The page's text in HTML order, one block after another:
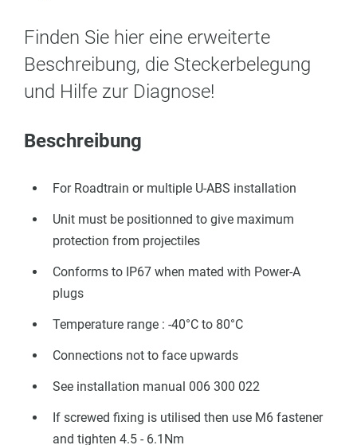
Finden Sie hier eine erweiterte
Beschreibung, die Steckerbelegung
und Hilfe zur Diagnose!
Beschreibung
For Roadtrain or multiple U-ABS installation
Unit must be positionned to give maximum
protection from projectiles
Conforms to IP67 when mated with Power-A
plugs
Temperature range : -40°C to 80°C
Connections not to face upwards
See installation manual 006 300 022
If screwed fixing is utilised then use M6 fastener
and tighten 4.5 - 6.1Nm